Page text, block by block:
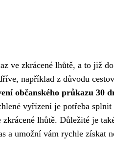
ve zkrácené lhůtě, a to již
například z důvodu
občanského průkazu 30
vyřízení je potřeba
lhůtě. Důležité je
a umožní vám rychle získat